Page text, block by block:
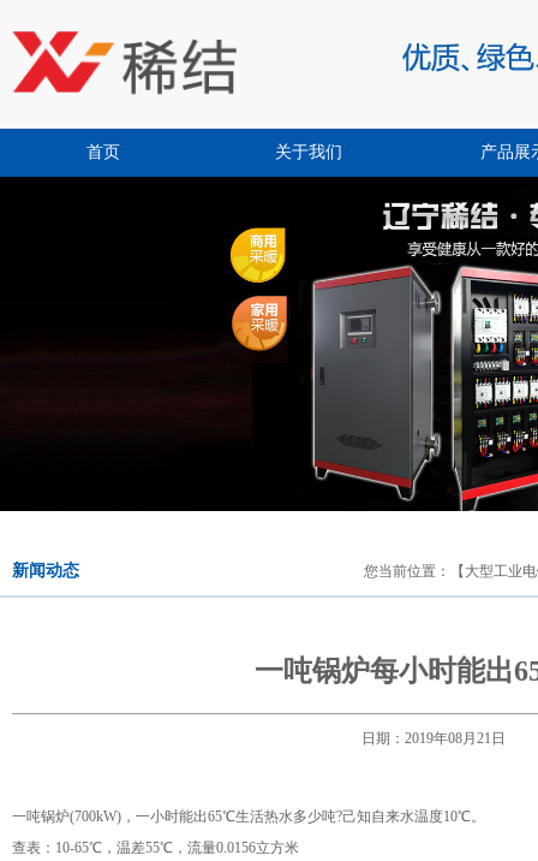
首页 关于我们 产品展
新闻动态 您当前位置： 【大型工业
一吨锅炉每小时能出
日期：2019年08月21
一吨锅炉(700kW)，一小时能出65℃生活热水多少吨?己知自来水温度10℃。
查表：10-65℃，温差55℃，流量0.0156立方米